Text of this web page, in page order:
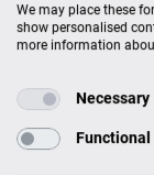
We may place these
show personalised
more information
Necessary
Functional